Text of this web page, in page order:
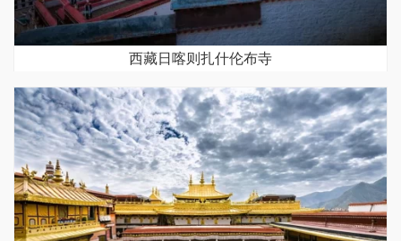
西藏日喀则扎什伦布寺